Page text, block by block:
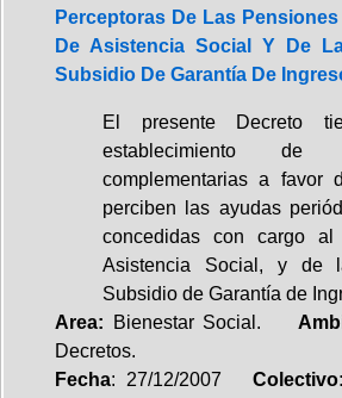
Perceptoras De Las
De Asistencia Social Y De
Subsidio De Garantía De
El presente Decreto
establecimiento de
complementarias a favor
perciben las ayudas
concedidas con cargo
Asistencia Social, y de
Subsidio de Garantía de
Area: Bienestar Social.
Decretos.
Fecha: 27/12/2007